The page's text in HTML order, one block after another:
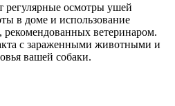
регулярные осмотры ушей
в доме и использование
рекомендованных ветеринаром.
с зараженными животными и
вашей собаки.